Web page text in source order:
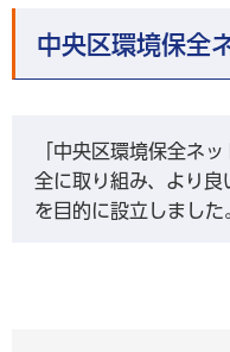
中央区環境保全
「中央区環境保全ネ
全に取り組み、より良
を目的に設立しました